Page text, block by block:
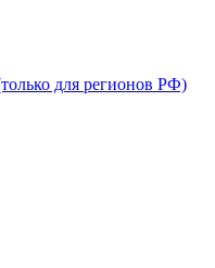
для регионов РФ)